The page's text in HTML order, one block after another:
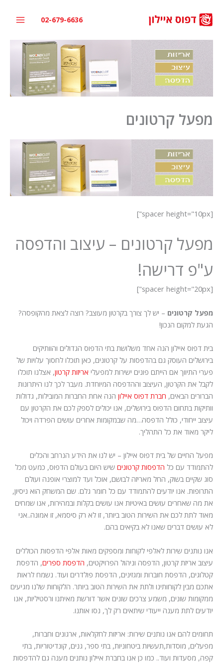
לתוכן
02-679-6636
מפעל קרטונים
[spacer height="10px"]
מפעל קרטונים – עיצוב והדפסה
ע"פ דרישה!
[spacer height="20px"]
מפעל קרטונים – יש לך צורך בקרטון מעוצב? רוצה לצאת מהקופסה?
הגעת למקום הנכון!
בית דפוס איילון הנה אחד משלושת בתי הדפוס הגדולים והוותיקים
בירושלים העוסק גם בהדפסות על קרטונים, כאן תוכלו לחסוך עלויות של
פערי התיווך אם הייתם פונים ישירות למפעלי אריזות קרטון, אצלנו תוכלו
לקבל את הקרטון, העיצוב וההדפסה המיוחדת. מעבר לכך לנו היתרונות
הברורים הבאים, חברת דפוס איילון הנה אחת החברות המובילות, גדולות
וותיקות בתחום הדפוס בירושלים, אנו יכולים לספק לכם את הקרטון עם
עיצוב ייחודי, כולל הדפסה…מה שבמקומות אחרים עושים הפרדה ויכול
ליקר מאוד את כל התהליך.
מפעל החיים של בית דפוס איילון – יש לנו את הידע הנרחב והכלים
להתמודד עם כל הדפסות קרטונים שיש היום בעולם הדפוס, כמעט מכל
סוג שקיים בשוק, החל מאריזה לבושם, אוכל ועד למוצרי אופנה ועולם
התרופות. אנו יודעים להתמודד עם כל חומר גלם. שם המשחק הוא ניסיון,
את מה שאחרים עושים באיטיות אנו עושים בקלות ובמהירות, אנו שמחים
מאוד לתת לכם את השירות הטוב ביותר, זו לא רק סיסמא, זו אמונה..אני
לא עושים דברים שאנו לא בקיאים בהם.
אנו נותנים שירות לאלפי לקוחות ומספקים מאות אלפי הדפסות הכוללים
עיצוב אריזת קרטון, הדפסה וניהול הפרויקטים, הדפסת ספרים, הדפסת
קטלוגים, הדפסת חוברות ומגזינים, הדפסת פולדרים ועוד. נשמח לראות
אתכם מבין לקוחותינו ולתת את השירות הטוב ביותר. הלקוחות שלנו מגיעים
ממקומות שונים, משמע צרכים שונים אשר דורשת מאיתנו ורסטיליות, אנו
יודעים לתת מענה ייעודי שיתאים רק לך, נסו אותנו.
תחומים להם אנו נותנים שירות: אריזות לחקלאות, ארגונים וחברות,
מפעלים, מוסדות,תעשיות ביטחוניות, בתי ספר, גנים, קונדיטוריות, בתי
קפה, מסעדות ועוד.. כמו כן אנו בחברת איילון נותנים מענה גם להדפסות